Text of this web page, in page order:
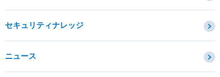
セキュリティナレッジ
ニュース